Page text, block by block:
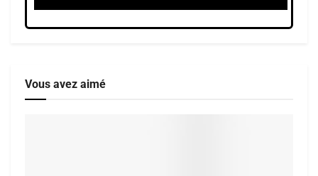
Vous avez aimé